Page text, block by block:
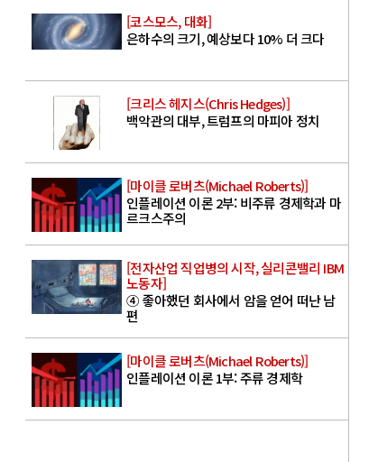
[코스모스, 대화]
은하수의 크기, 예상보다 10% 더 크다
[크리스 헤지스(Chris Hedges)]
백악관의 대부, 트럼프의 마피아 정치
[마이클 로버츠(Michael Roberts)]
인플레이션 이론 2부: 비주류 경제학과 마
르크스주의
[전자산업 직업병의 시작, 실리콘밸리 IBM
노동자]
④ 좋아했던 회사에서 암을 얻어 떠난 남
편
[마이클 로버츠(Michael Roberts)]
인플레이션 이론 1부: 주류 경제학